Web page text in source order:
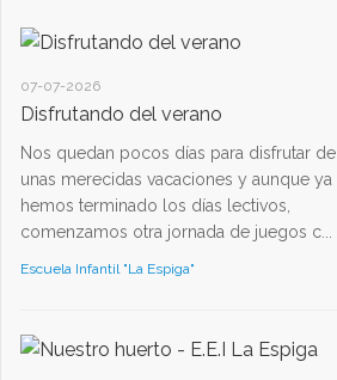
07-07-2026
Disfrutando del verano
Nos quedan pocos días para disfrutar de
unas merecidas vacaciones y aunque ya
hemos terminado los días lectivos,
comenzamos otra jornada de juegos c...
Escuela Infantil "La Espiga"